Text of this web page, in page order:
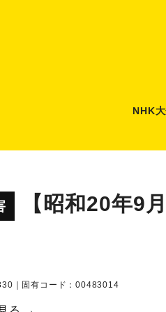
NHK
【昭和20年9
｜固有コード：00483014